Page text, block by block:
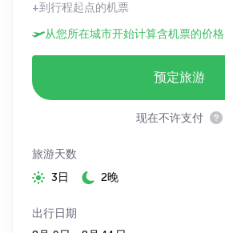
+到行程起点的机票
从您所在城市开始计算含机票的价格
预定旅游
现在不许支付
旅游天数
3日
2晚
出行日期